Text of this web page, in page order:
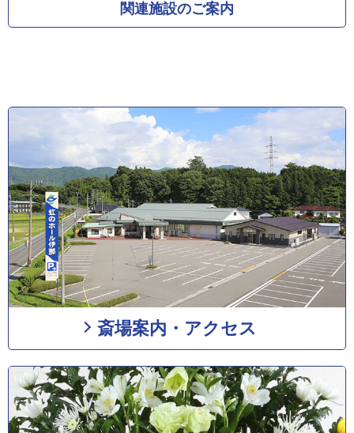
関連施設のご案内
斎場案内・アクセス